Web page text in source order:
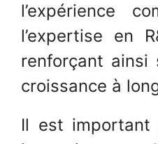
l’expérience
l’expertise en
renforçant ainsi
croissance à
Il est important